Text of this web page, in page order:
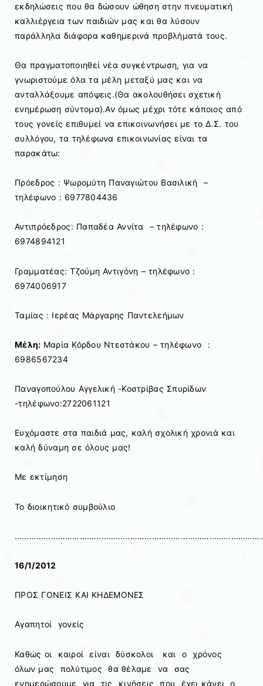
εκδηλώσεις που θα δώσουν ώθηση στην πνευματική
καλλιέργεια των παιδιών μας και θα λύσουν
παράλληλα διάφορα καθημερινά προβλήματά τους.
Θα πραγματοποιηθεί νέα συγκέντρωση, για να
γνωριστούμε όλα τα μέλη μεταξύ μας και να
ανταλλάξουμε απόψεις.(Θα ακολουθήσει σχετική
ενημέρωση σύντομα).Αν όμως μέχρι τότε κάποιος από
τους γονείς επιθυμεί να επικοινωνήσει με το Δ.Σ. του
συλλόγου, τα τηλέφωνα επικοινωνίας είναι τα
παρακάτω:
Πρόεδρος : Ψωρομύτη Παναγιώτου Βασιλική –
τηλέφωνο : 6977804436
Αντιπρόεδρος: Παπαδέα Αννίτα – τηλέφωνο :
6974894121
Γραμματέας: Τζούμη Αντιγόνη – τηλέφωνο :
6974006917
Ταμίας : Ιερέας Μάργαρης Παντελεήμων
Μέλη: Μαρία Κόρδου Ντεστάκου – τηλέφωνο :
6986567234
Παναγοπούλου Αγγελική -Κοστρίβας Σπυρίδων
-τηλέφωνο:2722061121
Ευχόμαστε στα παιδιά μας, καλή σχολική χρονιά και
καλή δύναμη σε όλους μας!
Με εκτίμηση
Το διοικητικό συμβούλιο
16/1/2012
ΠΡΟΣ ΓΟΝΕΙΣ ΚΑΙ ΚΗΔΕΜΟΝΕΣ
Αγαπητοί γονείς
Καθώς οι καιροί είναι δύσκολοι και ο χρόνος
όλων μας πολύτιμος θα θέλαμε να σας
ενημερώσουμε για τις κινήσεις που έχει κάνει ο